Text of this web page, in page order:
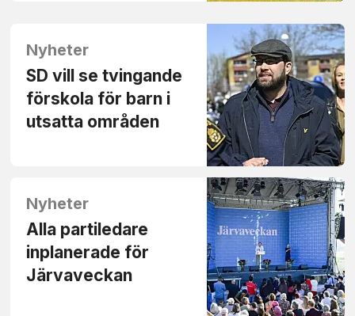
Nyheter
SD vill se tvingande
förskola för barn i
utsatta områden
Nyheter
Alla partiledare
inplanerade för
Järvaveckan